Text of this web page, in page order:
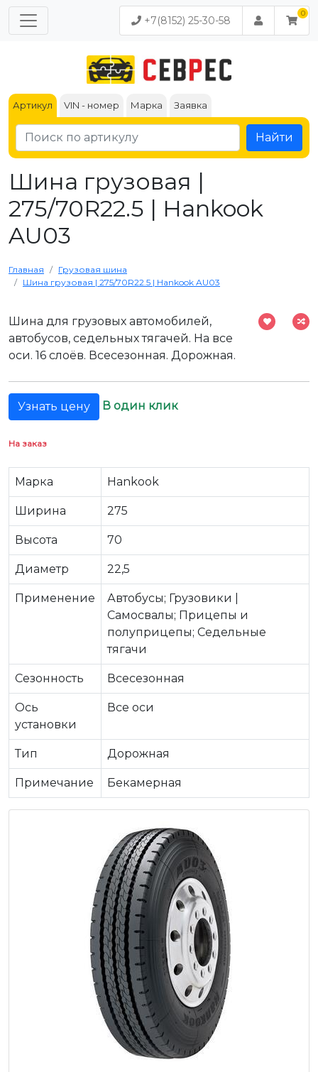
+7(8152) 25-30-58
Артикул VIN - номер Марка Заявка
Найти
Шина грузовая |
275/70R22.5 | Hankook
AU03
Главная
Грузовая шина
Шина грузовая | 275/70R22.5 | Hankook AU03
Шина для грузовых автомобилей,
автобусов, седельных тягачей. На все
оси. 16 слоёв. Всесезонная. Дорожная.
Узнать цену В один клик
На заказ
Марка Hankook
Ширина 275
Высота 70
Диаметр 22,5
Применение
Автобусы; Грузовики |
Самосвалы; Прицепы и
полуприцепы; Седельные
тягачи
Сезонность Всесезонная
Ось
установки
Все оси
Тип Дорожная
Примечание Бекамерная